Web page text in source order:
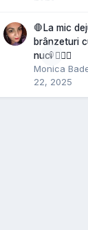
0
🛑La mic
brânzeturi
nuci 🤷🏻‍♀️
Monica
22, 2025